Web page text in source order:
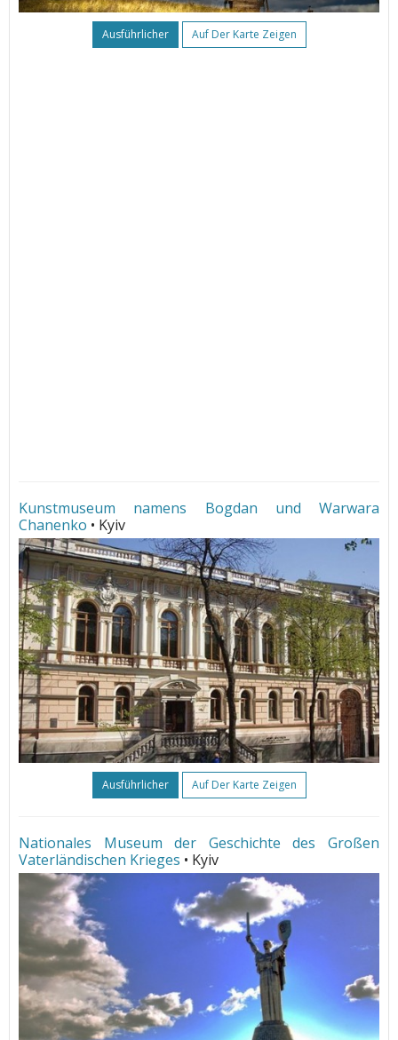
Ausführlicher Auf Der Karte Zeigen
Kunstmuseum namens Bogdan und Warwara
Chanenko • Kyiv
Ausführlicher Auf Der Karte Zeigen
Nationales Museum der Geschichte des Großen
Vaterländischen Krieges • Kyiv